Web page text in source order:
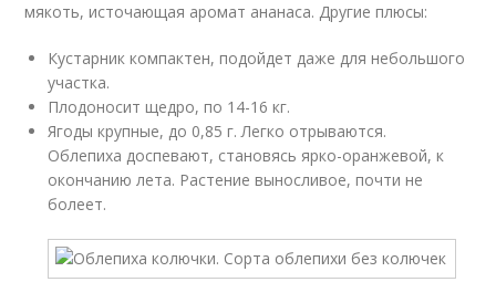
мякоть, источающая аромат ананаса. Другие плюсы:
Кустарник компактен, подойдет даже для небольшого
участка.
Плодоносит щедро, по 14-16 кг.
Ягоды крупные, до 0,85 г. Легко отрываются.
Облепиха доспевают, становясь ярко-оранжевой, к
окончанию лета. Растение выносливое, почти не
болеет.